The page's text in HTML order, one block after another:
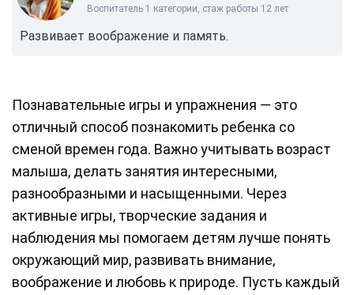
Воспитатель 1 категории, стаж работы 12 лет
Развивает воображение и память.
Познавательные игры и упражнения — это
отличный способ познакомить ребенка со
сменой времен года. Важно учитывать возраст
малыша, делать занятия интересными,
разнообразными и насыщенными. Через
активные игры, творческие задания и
наблюдения мы помогаем детям лучше понять
окружающий мир, развивать внимание,
воображение и любовь к природе. Пусть каждый